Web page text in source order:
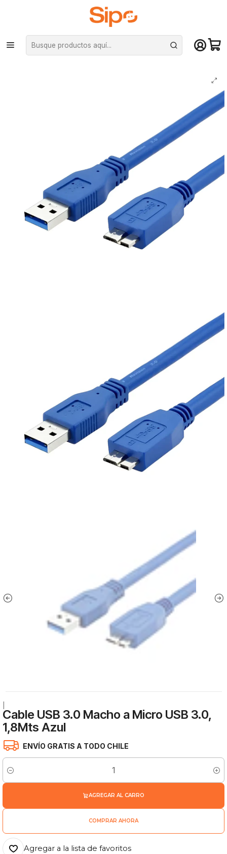
¡Compra hasta mediodía y recibe hoy! De lunes a sábado en el gran
Santiago. Envío gratis desde $29.990
Inicio Redes y conectividad Cables de datos y extensiones
Cable USB 3.0 Macho a Micro USB 3.0, 1,8Mts Azul
Cable USB 3.0 Macho a Micro USB 3.0,
1,8Mts Azul
ENVÍO GRATIS A TODO CHILE
Cantidad
AGREGAR AL CARRO
COMPRAR AHORA
Agregar a la lista de favoritos